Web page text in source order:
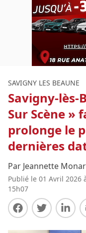
SAVIGNY LES BEAUNE
Savigny-lès-
Sur Scène »
prolonge le
dernières
Par Jeannette
Publié le 01 Avril 2026
15h07
Partager sur
Partager